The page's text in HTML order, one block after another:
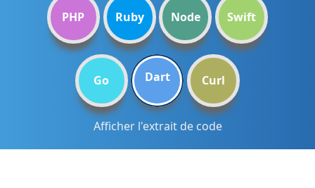
PHP Ruby Node Swift
Go Dart Curl
Afficher l'extrait de code